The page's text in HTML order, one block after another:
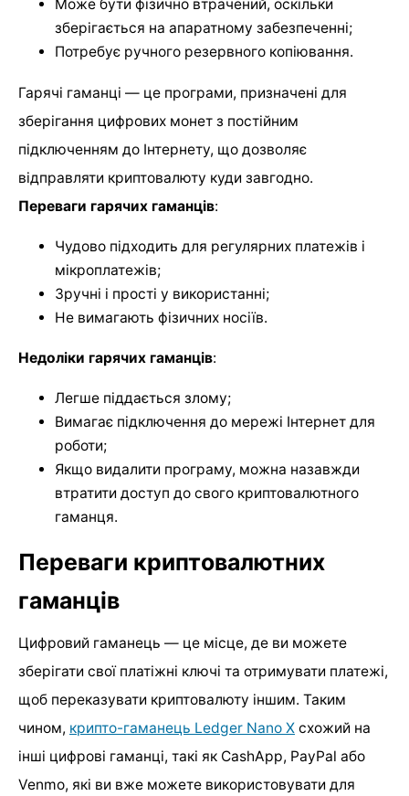
Може бути фізично втрачений, оскільки
зберігається на апаратному забезпеченні;
Потребує ручного резервного копіювання.
Гарячі гаманці — це програми, призначені для
зберігання цифрових монет з постійним
підключенням до Інтернету, що дозволяє
відправляти криптовалюту куди завгодно.
Переваги гарячих гаманців:
Чудово підходить для регулярних платежів і
мікроплатежів;
Зручні і прості у використанні;
Не вимагають фізичних носіїв.
Недоліки гарячих гаманців:
Легше піддається злому;
Вимагає підключення до мережі Інтернет для
роботи;
Якщо видалити програму, можна назавжди
втратити доступ до свого криптовалютного
гаманця.
Переваги криптовалютних
гаманців
Цифровий гаманець — це місце, де ви можете
зберігати свої платіжні ключі та отримувати платежі,
щоб переказувати криптовалюту іншим. Таким
чином, крипто-гаманець Ledger Nano X схожий на
інші цифрові гаманці, такі як CashApp, PayPal або
Venmo, які ви вже можете використовувати для